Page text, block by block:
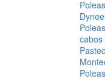
cabos